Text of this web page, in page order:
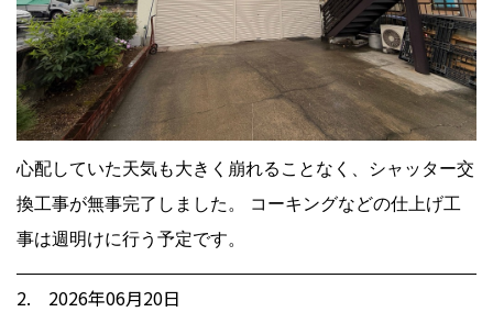
心配していた天気も大きく崩れることなく、シャッター交
換工事が無事完了しました。 コーキングなどの仕上げ工
事は週明けに行う予定です。
2. 2026年06月20日